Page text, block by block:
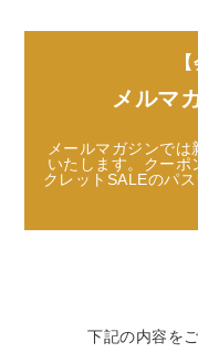
メルマ
メールマガジンで
いたします。 クーポ
クレットSALEのパ
下記の内容を